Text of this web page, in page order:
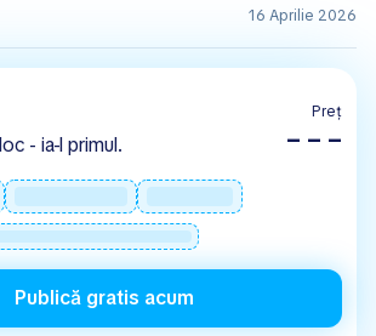
16 Aprilie 2026
- ia-l primul.
Preț
– – –
Publică gratis acum